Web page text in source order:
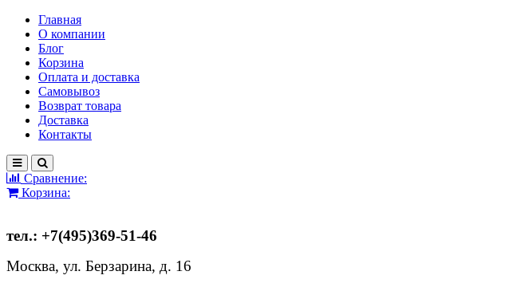
Главная
О компании
Блог
Корзина
Оплата и доставка
Самовывоз
Возврат товара
Доставка
Контакты
Сравнение:
Корзина:
тел.: +7(495)369-51-46
Москва, ул. Берзарина, д. 16